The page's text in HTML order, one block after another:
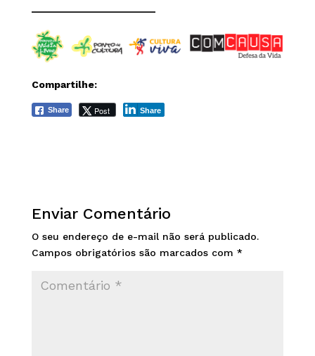
Compartilhe:
Share Post Share
Enviar Comentário
O seu endereço de e-mail não será publicado.
Campos obrigatórios são marcados com *